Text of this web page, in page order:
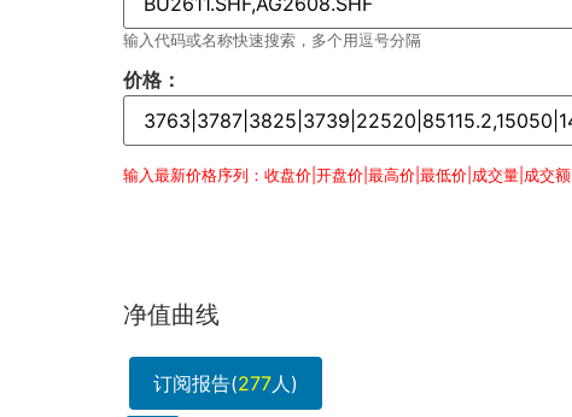
输入代码或名称快速搜索，多个用逗号分隔
价格：
输入最新价格序列：收盘价|开盘价|最高价|最低价|成交量|成交额
净值曲线
订阅报告(277人)